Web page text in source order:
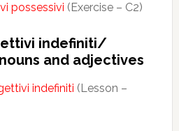
possessivi (Exercise – C2)
indefiniti/
and adjectives
indefiniti (Lesson –